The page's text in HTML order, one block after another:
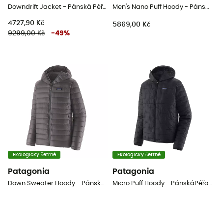
Downdrift Jacket - Pánská Péřová bunda
4727,90 Kč
9299,00 Kč
-49%
Men's Nano Puff Hoody - Pánská péřova
5869,00 Kč
Ekologicky šetrné
Patagonia
Down Sweater Hoody - PánskáPéřová bunda
Ekologicky šetrné
Patagonia
Micro Puff Hoody - PánskáPéřova